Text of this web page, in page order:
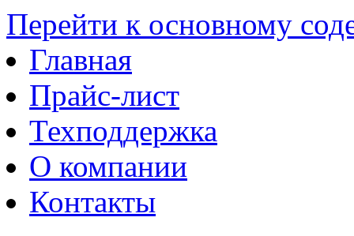
Перейти к основному
Главная
Прайс-лист
Техподдержка
О компании
Контакты